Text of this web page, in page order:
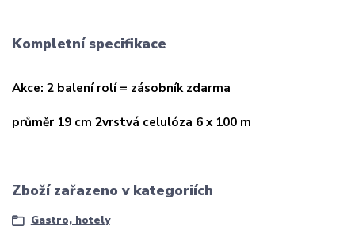
Kompletní specifikace
Akce: 2 balení rolí = zásobník zdarma
průměr 19 cm 2vrstvá celulóza 6 x 100 m
Zboží zařazeno v kategoriích
Gastro, hotely